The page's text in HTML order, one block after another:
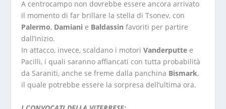
A centrocampo non dovrebbe essere ancora arrivato
il momento di far brillare la stella di Tsonev, con
Palermo, Damiani e Baldassin favoriti per partire
dall’inizio.
In attacco, invece, scaldano i motoriVanderputte e
Pacilli, i quali saranno affiancati con tutta probabilità
da Saraniti, anche se freme dalla panchina Bismark,
il quale potrebbe essere la sorpresa dell’ultima ora.